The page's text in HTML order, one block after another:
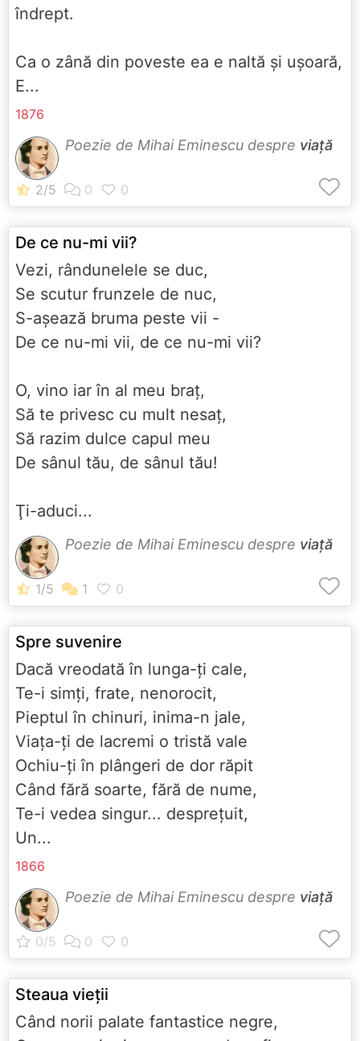
îndrept.
Ca o zână din poveste ea e naltă şi uşoară,
E...
1876
Poezie de Mihai Eminescu despre viață
De ce nu-mi vii?
Vezi, rândunelele se duc,
Se scutur frunzele de nuc,
S-aşează bruma peste vii -
De ce nu-mi vii, de ce nu-mi vii?
O, vino iar în al meu braţ,
Să te privesc cu mult nesaţ,
Să razim dulce capul meu
De sânul tău, de sânul tău!
Ţi-aduci...
Poezie de Mihai Eminescu despre viață
Spre suvenire
Dacă vreodată în lunga-ţi cale,
Te-i simţi, frate, nenorocit,
Pieptul în chinuri, inima-n jale,
Viaţa-ţi de lacremi o tristă vale
Ochiu-ţi în plângeri de dor răpit
Când fără soarte, fără de nume,
Te-i vedea singur... despreţuit,
Un...
1866
Poezie de Mihai Eminescu despre viață
Steaua vieţii
Când norii palate fantastice negre,